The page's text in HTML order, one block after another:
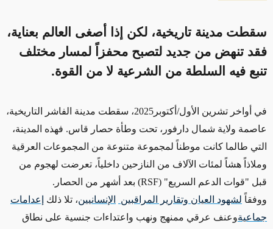
سقطت مدينة تاريخية، لكن إذا أصغى العالم بعناية،
فقد تنهض من جديد لتصبح محفزاً لمسار مختلف
تنبع فيه السلطة من الشرعية لا من القوة.
في أواخر تشرين الأول/أكتوبر2025، سقطت مدينة الفاشر التاريخية،
عاصمة ولاية شمال دارفور، تحت وطأة حصار قاس. فهذه المدينة،
التي طالما كانت موطناً لمجموعة متنوعة من المجموعات العرقية
وملاذاً هشاً لمئات الآلاف من النازحين داخلياً، تعرضت لهجوم من
قبل "قوات الدعم السريع" (RSF) بعد أشهر من الحصار.
ووفقاً لشهود العيان وتقارير المراقبين الإنسانيين، تلا ذلك
إعدامات
جماعيةوعنف عرقي ممنهج ونهب واعتداءات جنسية على نطاق